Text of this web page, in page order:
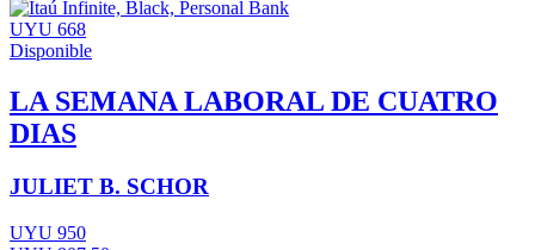
UYU 668
Disponible
LA SEMANA LABORAL DE CUATRO
DIAS
JULIET B. SCHOR
UYU 950